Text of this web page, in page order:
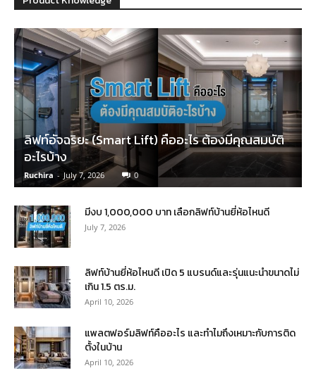
ลิฟท์อัจฉริยะ (Smart Lift) คืออะไร ต้องมีคุณสมบัติ
อะไรบ้าง
Ruchira - July 7, 2026 0
มีงบ 1,000,000 บาท เลือกลิฟท์บ้านยี่ห้อไหนดี
July 7, 2026
ลิฟท์บ้านยี่ห้อไหนดี เปิด 5 แบรนด์และรุ่นแนะนำขนาดไม่
เกิน 1.5 ตร.ม.
April 10, 2026
แพลตฟอร์มลิฟท์คืออะไร และทำไมถึงเหมาะกับการติด
ตั้งในบ้าน
April 10, 2026